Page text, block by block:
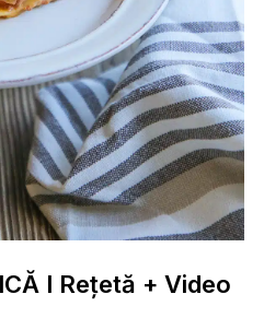
I Rețetă + Video